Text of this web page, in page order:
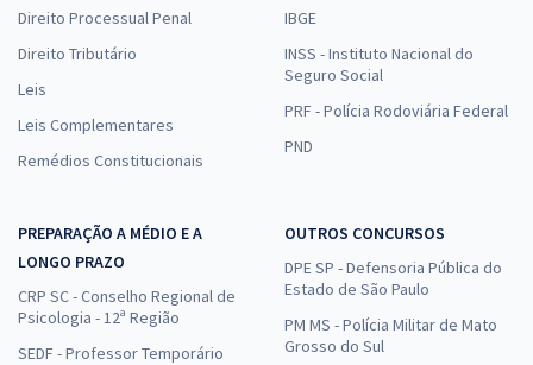
Direito Processual Penal
Direito Tributário
Leis
Leis Complementares
Remédios Constitucionais
IBGE
INSS - Instituto Nacional do
Seguro Social
PRF - Polícia Rodoviária Federal
PND
PREPARAÇÃO A MÉDIO E A
LONGO PRAZO
CRP SC - Conselho Regional de
Psicologia - 12ª Região
SEDF - Professor Temporário
OUTROS CONCURSOS
DPE SP - Defensoria Pública do
Estado de São Paulo
PM MS - Polícia Militar de Mato
Grosso do Sul